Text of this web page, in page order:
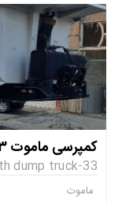
کمپرسی ماموت ۳۳ متری کد STCO-MA-0037
33-meter mammoth dump truck
ماموت